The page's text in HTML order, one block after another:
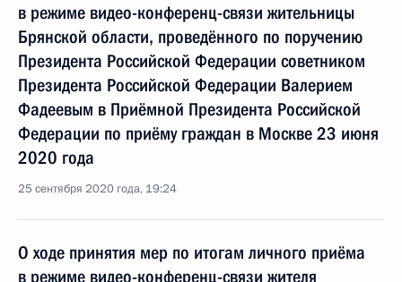
в режиме видео-конференц-связи жительницы
Брянской области, проведённого по поручению
Президента Российской Федерации советником
Президента Российской Федерации Валерием
Фадеевым в Приёмной Президента Российской
Федерации по приёму граждан в Москве 23 июня
2020 года
25 сентября 2020 года, 19:24
О ходе принятия мер по итогам личного приёма
в режиме видео-конференц-связи жителя